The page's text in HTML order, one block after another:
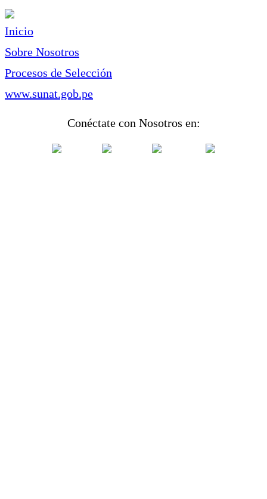
Inicio
Sobre Nosotros
Procesos de Selección
www.sunat.gob.pe
Conéctate con Nosotros en: